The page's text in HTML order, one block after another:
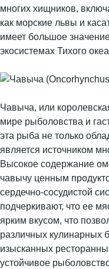
многих хищников,
как морские львы и
имеет большое
экосистемах Тихого
Чавыча, или
мире рыболовства и
эта рыба не только
является источником
Высокое содержание
чавычу ценным
сердечно-сосудистой
подчеркивают, что ее
ярким вкусом, что
различных кулинарных
изысканных
устойчивое